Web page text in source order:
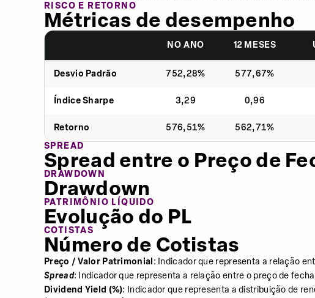
RISCO E RETORNO
Métricas de desempenho
NO ANO 12 MESES
Desvio Padrão 752,28% 577,67%
Índice Sharpe 3,29 0,96
Retorno 576,51% 562,71%
SPREAD
Spread entre o Preço de
DRAWDOWN
Drawdown
PATRIMÔNIO LÍQUIDO
Evolução do PL
COTISTAS
Número de Cotistas
Preço / Valor Patrimonial : Indicador que representa a relação
Spread: Indicador que representa a relação entre o preço de
Dividend Yield (%): Indicador que representa a distribuição de